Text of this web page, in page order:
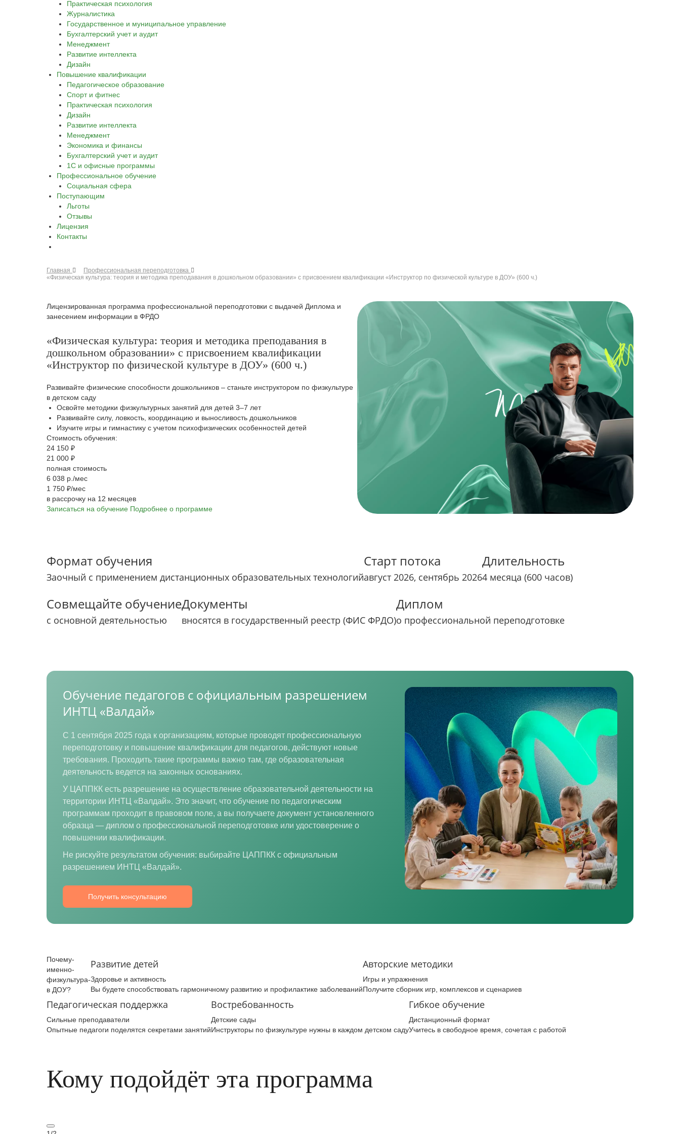
Практическая психология
Журналистика
Государственное и муниципальное управление
Бухгалтерский учет и аудит
Менеджмент
Развитие интеллекта
Дизайн
Повышение квалификации
Педагогическое образование
Спорт и фитнес
Практическая психология
Дизайн
Развитие интеллекта
Менеджмент
Экономика и финансы
Бухгалтерский учет и аудит
1С и офисные программы
Профессиональное обучение
Социальная сфера
Поступающим
Льготы
Отзывы
Лицензия
Контакты
Главная
Профессиональная переподготовка
«Физическая культура: теория и методика преподавания в дошкольном образовании» с присвоением квалификации «Инструктор по физической культуре в ДОУ» (600 ч.)
Лицензированная программа профессиональной переподготовки с выдачей Диплома и
занесением информации в ФРДО
«Физическая культура: теория и методика преподавания в
дошкольном образовании» с присвоением квалификации
«Инструктор по физической культуре в ДОУ» (600 ч.)
Развивайте физические способности дошкольников – станьте инструктором по физкультуре
в детском саду
Освойте методики физкультурных занятий для детей 3–7 лет
Развивайте силу, ловкость, координацию и выносливость дошкольников
Изучите игры и гимнастику с учетом психофизических особенностей детей
Стоимость обучения:
24 150 ₽
21 000 ₽
полная стоимость
6 038 р./мес
1 750 ₽/мес
в рассрочку на 12 месяцев
Записаться на обучение Подробнее о программе
Формат обучения
Заочный с применением дистанционных образовательных технологий
Старт потока
август 2026, сентябрь 2026
Длительность
4 месяца (600 часов)
Совмещайте обучение
с основной деятельностью
Документы
вносятся в государственный реестр (ФИС ФРДО)
Диплом
о профессиональной переподготовке
Обучение педагогов с официальным разрешением
ИНТЦ «Валдай»
С 1 сентября 2025 года к организациям, которые проводят профессиональную
переподготовку и повышение квалификации для педагогов, действуют новые
требования. Проходить такие программы важно там, где образовательная
деятельность ведется на законных основаниях.
У ЦАППКК есть разрешение на осуществление образовательной деятельности на
территории ИНТЦ «Валдай». Это значит, что обучение по педагогическим
программам проходит в правовом поле, а вы получаете документ установленного
образца — диплом о профессиональной переподготовке или удостоверение о
повышении квалификации.
Не рискуйте результатом обучения: выбирайте ЦАППКК с официальным
разрешением ИНТЦ «Валдай».
Получить консультацию
Почему­
именно­
физкультура­
в ДОУ?
Развитие детей
Здоровье и активность
Вы будете способствовать гармоничному развитию и профилактике заболеваний
Авторские методики
Игры и упражнения
Получите сборник игр, комплексов и сценариев
Педагогическая поддержка
Сильные преподаватели
Опытные педагоги поделятся секретами занятий
Востребованность
Детские сады
Инструкторы по физкультуре нужны в каждом детском саду
Гибкое обучение
Дистанционный формат
Учитесь в свободное время, сочетая с работой
Кому подойдёт эта программа